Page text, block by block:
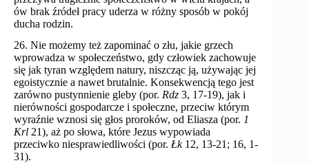
ów brak źródeł pracy uderza w różny sposób w pokój
ducha rodzin.
26. Nie możemy też zapominać o złu, jakie grzech
wprowadza w społeczeństwo, gdy człowiek zachowuje
się jak tyran względem natury, niszcząc ją, używając jej
egoistycznie a nawet brutalnie. Konsekwencją tego jest
zarówno pustynnienie gleby (por. Rdz 3, 17-19), jak i
nierówności gospodarcze i społeczne, przeciw którym
wyraźnie wznosi się głos proroków, od Eliasza (por. 1
Krl 21), aż po słowa, które Jezus wypowiada
przeciwko niesprawiedliwości (por. Łk12, 13-21; 16, 1-
31).